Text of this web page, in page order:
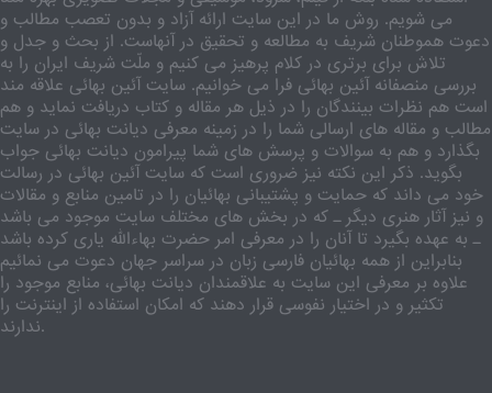
می شویم. روش ما در این سایت ارائه آزاد و بدون تعصب مطالب و
دعوت هموطنان شریف به مطالعه و تحقیق در آنهاست. از بحث و جدل و
تلاش برای برتری در کلام پرهیز می کنیم و ملّت شریف ایران را به
بررسی منصفانه آئین بهائی فرا می خوانیم. سایت آئین بهائی علاقه مند
است هم نظرات بینندگان را در ذیل هر مقاله و کتاب دریافت نماید و هم
مطالب و مقاله های ارسالی شما را در زمینه معرفی دیانت بهائی در سایت
بگذارد و هم به سوالات و پرسش های شما پیرامون دیانت بهائی جواب
بگوید. ذکر این نکته نیز ضروری است که سایت آئین بهائی در رسالت
خود می داند که حمایت و پشتیبانی بهائیان را در تامین منابع و مقالات
و نیز آثار هنری دیگر ـ که در بخش های مختلف سایت موجود می باشد
ـ به عهده بگیرد تا آنان را در معرفی امر حضرت بهاءالله یاری کرده باشد
بنابراین از همه بهائیان فارسی زبان در سراسر جهان دعوت می نمائیم
علاوه بر معرفی این سایت به علاقمندان دیانت بهائی، منابع موجود را
تکثیر و در اختیار نفوسی قرار دهند که امکان استفاده از اینترنت را
ندارند.